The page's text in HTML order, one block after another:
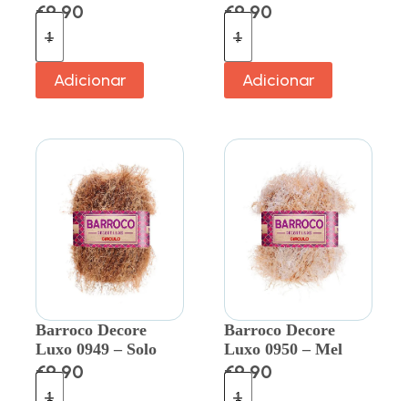
€9.90
Adicionar
€9.90
Adicionar
Barroco Decore
Luxo 0949 – Solo
€9.90
Barroco Decore
Luxo 0950 – Mel
€9.90